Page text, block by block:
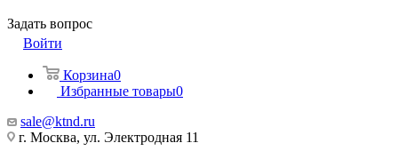
Задать вопрос
Войти
Корзина0
Избранные товары0
sale@ktnd.ru
г. Москва, ул. Электродная 11